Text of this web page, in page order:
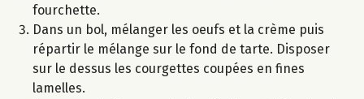
fourchette.
Dans un bol, mélanger les oeufs et la crème puis
répartir le mélange sur le fond de tarte. Disposer
sur le dessus les courgettes coupées en fines
lamelles.